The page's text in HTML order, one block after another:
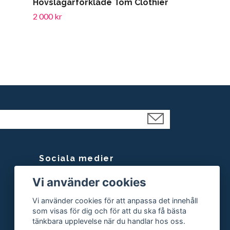
Hovslagarförkläde Tom Clothier
2 000 kr
Sociala medier
Facebook
Instagram
Vi använder cookies
Vi använder cookies för att anpassa det innehåll
som visas för dig och för att du ska få bästa
tänkbara upplevelse när du handlar hos oss.